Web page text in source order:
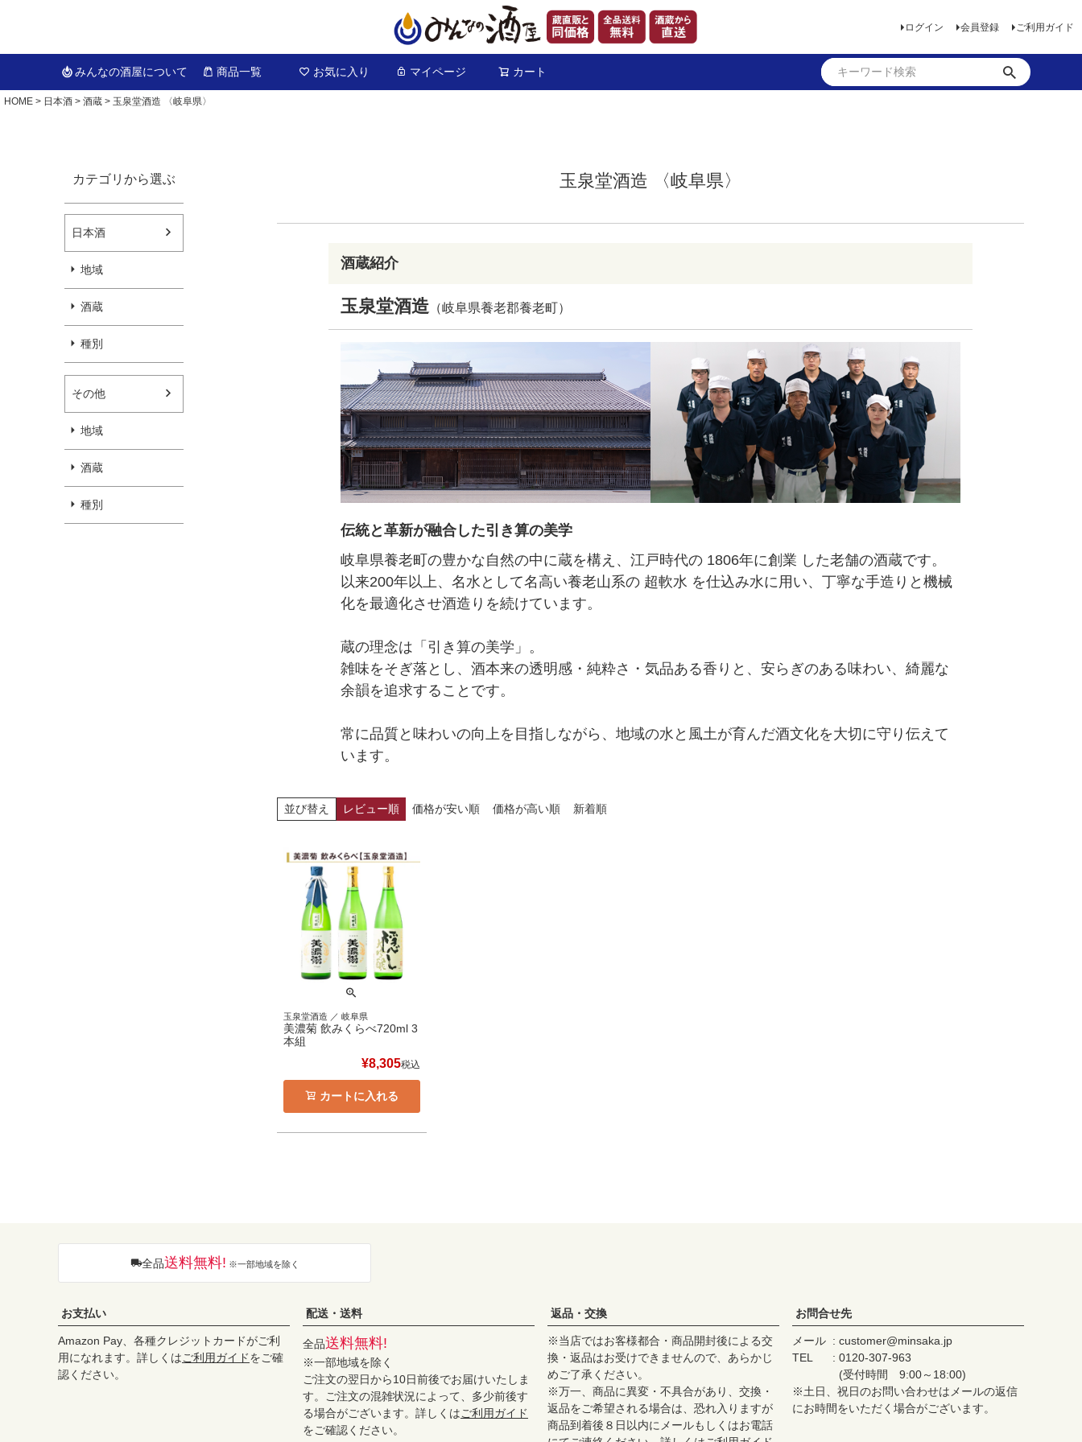
ログイン 会員登録 ご利用ガイド
みんなの酒屋について 商品一覧 お気に入り マイページ カート
HOME 日本酒 酒蔵 玉泉堂酒造 〈岐阜県〉
カテゴリから選ぶ
日本酒
地域
酒蔵
種別
その他
地域
酒蔵
種別
玉泉堂酒造 〈岐阜県〉
酒蔵紹介
玉泉堂酒造 （岐阜県養老郡養老町）
伝統と革新が融合した引き算の美学
岐阜県養老町の豊かな自然の中に蔵を構え、江戸時代の 1806年に創業 した老舗の酒蔵です。
以来200年以上、名水として名高い養老山系の 超軟水 を仕込み水に用い、丁寧な手造りと機械
化を最適化させ酒造りを続けています。
蔵の理念は「引き算の美学」。
雑味をそぎ落とし、酒本来の透明感・純粋さ・気品ある香りと、安らぎのある味わい、綺麗な
余韻を追求することです。
常に品質と味わいの向上を目指しながら、地域の水と風土が育んだ酒文化を大切に守り伝えて
います。
並び替え レビュー順 価格が安い順 価格が高い順 新着順
玉泉堂酒造 ／ 岐阜県
美濃菊 飲みくらべ720ml 3
本組
¥8,305税込
カートに入れる
全品送料無料! ※一部地域を除く
お支払い
Amazon Pay、各種クレジットカードがご利
用になれます。詳しくはご利用ガイドをご確
認ください。
配送・送料
全品送料無料!
※一部地域を除く
ご注文の翌日から10日前後でお届けいたしま
す。ご注文の混雑状況によって、多少前後す
る場合がございます。詳しくはご利用ガイド
をご確認ください。
返品・交換
※当店ではお客様都合・商品開封後による交
換・返品はお受けできませんので、あらかじ
めご了承ください。
※万一、商品に異変・不具合があり、交換・
返品をご希望される場合は、恐れ入りますが
商品到着後８日以内にメールもしくはお電話
お問合せ先
メール
customer@minsaka.jp
TEL
0120-307-963
(受付時間 9:00～18:00)
※土日、祝日のお問い合わせはメールの返信
にお時間をいただく場合がございます。